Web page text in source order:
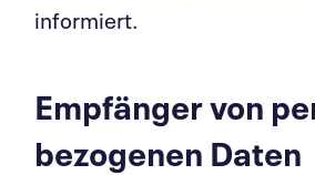
informiert.
Empfänger von
be­zogenen Daten